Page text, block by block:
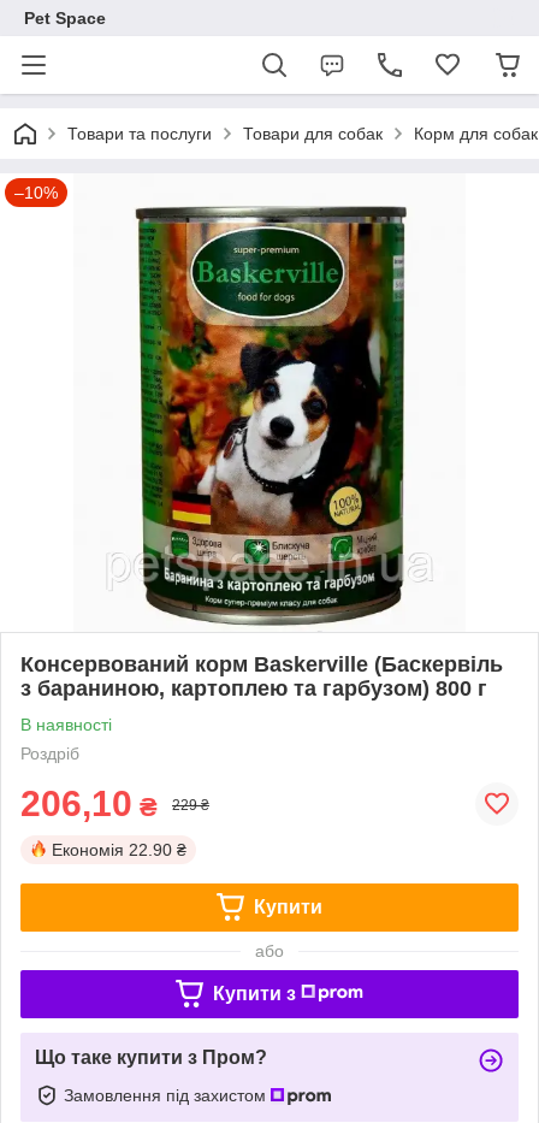
Pet Space
Товари та послуги Товари для собак Корм для собак
–10%
Консервований корм Baskerville (Баскервіль
з бараниною, картоплею та гарбузом) 800 г
В наявності
Роздріб
206,10 ₴ 229 ₴
Економія 22.90 ₴
Купити
або
Купити з
Що таке купити з Пром?
Замовлення під захистом